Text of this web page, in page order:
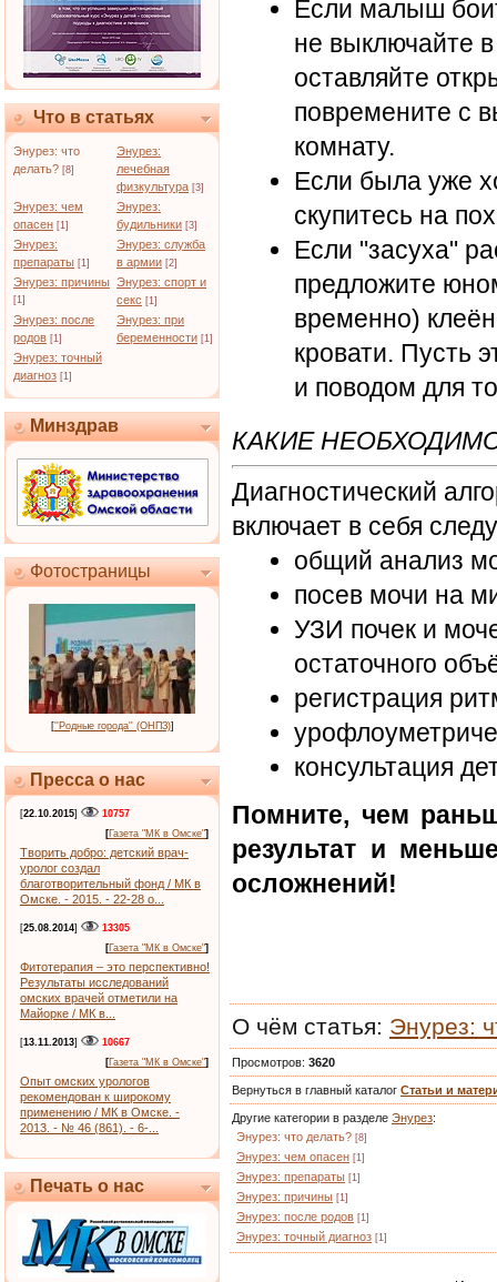
Что в статьях
Энурез: что
делать? [8]
Энурез:
лечебная
физкультура [3]
Энурез: чем
опасен [1]
Энурез:
будильники [3]
Энурез:
препараты [1]
Энурез: служба
в армии [2]
Энурез: причины
[1]
Энурез: спорт и
секс [1]
Энурез: после
родов [1]
Энурез: при
беременности [1]
Энурез: точный
диагноз [1]
Минздрав
Фотостраницы
[''Родные города'' (ОНПЗ)]
Пресса о нас
[22.10.2015]
10757
[Газета "МК в Омске"]
Творить добро: детский врач-
уролог создал
благотворительный фонд / МК в
Омске. - 2015. - 22-28 о...
[25.08.2014]
13305
[Газета "МК в Омске"]
Фитотерапия – это перспективно!
Результаты исследований
омских врачей отметили на
Майорке / МК в...
[13.11.2013]
10667
[Газета "МК в Омске"]
Опыт омских урологов
рекомендован к широкому
применению / МК в Омске. -
2013. - № 46 (861). - 6-...
Печать о нас
Если малыш
не выключайте
оставляйте
повремените с
комнату.
Если была уже
скупитесь на
Если "засуха"
предложите
временно)
кровати. Пусть
и поводом для
КАКИЕ
Диагностический
включает в себя
общий анализ
посев мочи на
УЗИ почек и
остаточного
регистрация
консультация
Помните, чем
результат и
осложнений!
О чём статья: Энурез:
Просмотров: 3620
Вернуться в главный каталог Статьи и
Другие категории в разделе Энурез:
Энурез: что делать? [8]
Энурез: чем опасен [1]
Энурез: препараты [1]
Энурез: причины [1]
Энурез: после родов [1]
Энурез: точный диагноз [1]